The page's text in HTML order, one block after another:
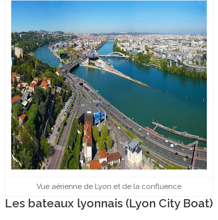
Vue aérienne de Lyon et de la confluence
Les bateaux lyonnais (Lyon City Boat)